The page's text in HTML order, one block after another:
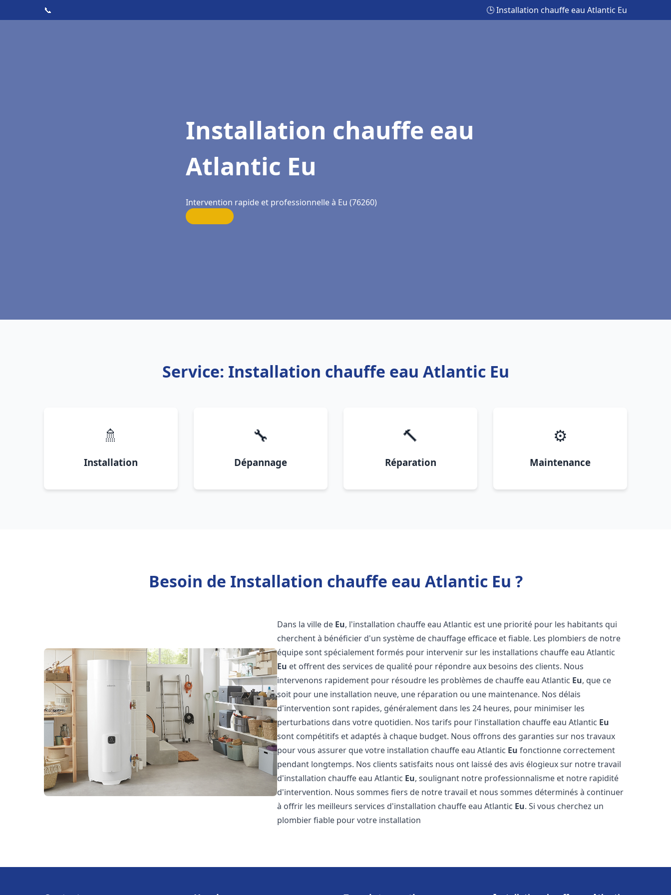
📞 🕒 Installation chauffe eau Atlantic Eu
Installation chauffe eau
Atlantic Eu
Intervention rapide et professionnelle à Eu (76260)
Service: Installation chauffe eau Atlantic Eu
🚿
Installation
🔧
Dépannage
🔨
Réparation
⚙️
Maintenance
Besoin de Installation chauffe eau Atlantic Eu ?
Dans la ville de Eu, l'installation chauffe eau Atlantic est une priorité pour les habitants qui
cherchent à bénéficier d'un système de chauffage efficace et fiable. Les plombiers de notre
équipe sont spécialement formés pour intervenir sur les installations chauffe eau Atlantic
Eu et offrent des services de qualité pour répondre aux besoins des clients. Nous
intervenons rapidement pour résoudre les problèmes de chauffe eau Atlantic Eu, que ce
soit pour une installation neuve, une réparation ou une maintenance. Nos délais
d'intervention sont rapides, généralement dans les 24 heures, pour minimiser les
perturbations dans votre quotidien. Nos tarifs pour l'installation chauffe eau Atlantic Eu
sont compétitifs et adaptés à chaque budget. Nous offrons des garanties sur nos travaux
pour vous assurer que votre installation chauffe eau Atlantic Eu fonctionne correctement
pendant longtemps. Nos clients satisfaits nous ont laissé des avis élogieux sur notre travail
d'installation chauffe eau Atlantic Eu, soulignant notre professionnalisme et notre rapidité
d'intervention. Nous sommes fiers de notre travail et nous sommes déterminés à continuer
à offrir les meilleurs services d'installation chauffe eau Atlantic Eu. Si vous cherchez un
plombier fiable pour votre installation